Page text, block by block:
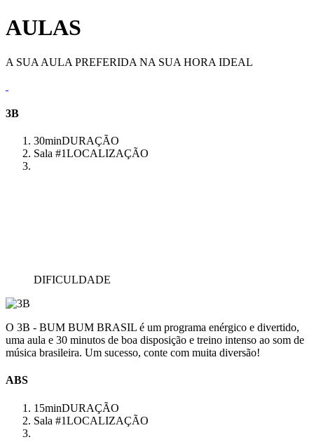
AULAS
A SUA AULA PREFERIDA NA SUA HORA IDEAL
3B
30minDURAÇÃO
Sala #1LOCALIZAÇÃO
DIFICULDADE
O 3B - BUM BUM BRASIL é um programa enérgico e divertido,
uma aula e 30 minutos de boa disposição e treino intenso ao som de
música brasileira. Um sucesso, conte com muita diversão!
ABS
15minDURAÇÃO
Sala #1LOCALIZAÇÃO